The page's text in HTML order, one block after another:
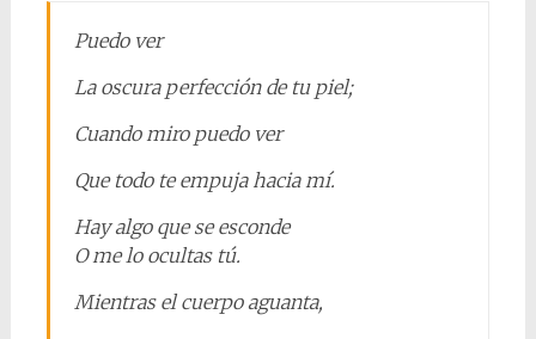
Puedo ver
La oscura perfección de tu piel;
Cuando miro puedo ver
Que todo te empuja hacia mí.
Hay algo que se esconde
O me lo ocultas tú.
Mientras el cuerpo aguanta,